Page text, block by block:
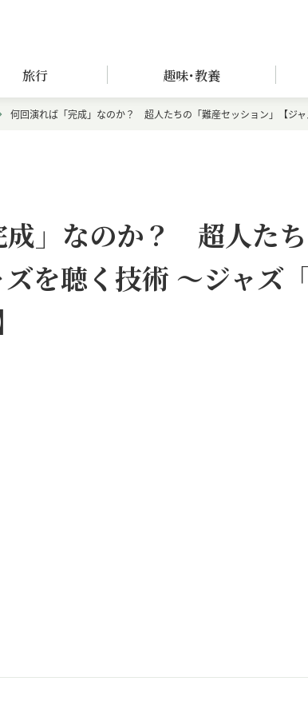
旅行 趣味･教養
何回演れば「完成」なのか？ 超人たちの「難産セッション」【ジャ
成」なのか？ 超人た
を聴く技術 〜ジャズ